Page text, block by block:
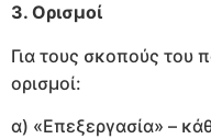
3. Ορισμοί
Για τους σκοπούς του
ορισμοί:
α) «Επεξεργασία» –